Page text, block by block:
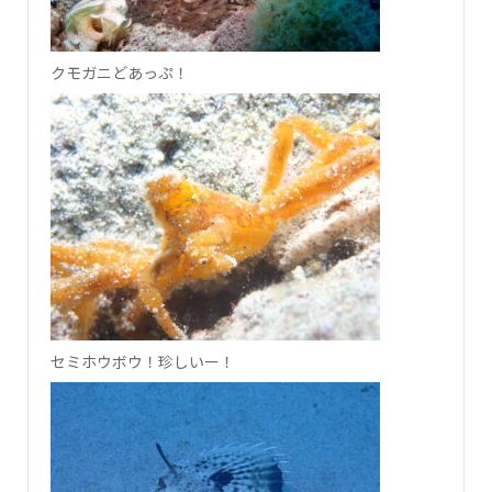
クモガニどあっぷ！
セミホウボウ！珍しいー！